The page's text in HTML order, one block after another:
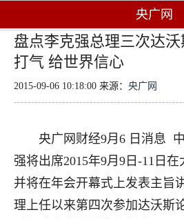
央广网
盘点李克强总理三次达
打气 给世界信心
2015-09-06 10:18:00 来源： 央广网
央广网财经9月6 日消息 中
强将出席2015年9月9日-11日
并将在年会开幕式上发表主旨
理上任以来第四次参加达沃斯